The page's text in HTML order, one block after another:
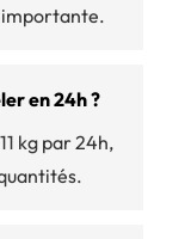
importante.
en 24h ?
kg par 24h,